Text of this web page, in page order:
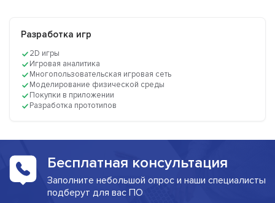
Разработка игр
2D игры
Игровая аналитика
Многопользовательская игровая сеть
Моделирование физической среды
Покупки в приложении
Разработка прототипов
Бесплатная консультация
Заполните небольшой опрос и наши специалисты
подберут для вас ПО